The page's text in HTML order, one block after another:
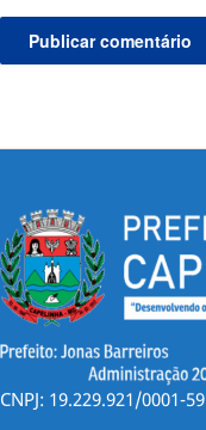
CNPJ: 19.229.921/0001-59